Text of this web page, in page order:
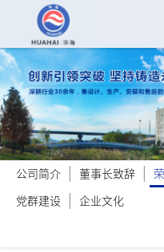
公司简介 董事长致辞
党群建设 企业文化